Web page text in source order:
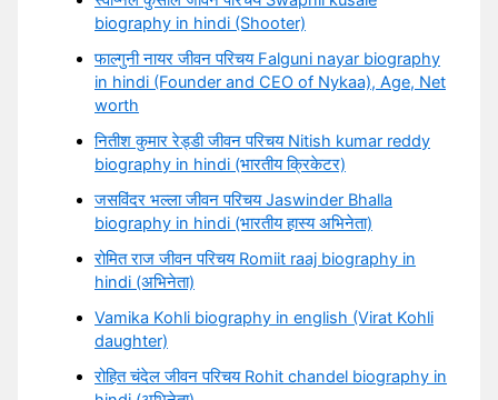
biography in hindi (Shooter)
फाल्गुनी नायर जीवन परिचय Falguni nayar biography
in hindi (Founder and CEO of Nykaa), Age, Net
worth
नितीश कुमार रेड्डी जीवन परिचय Nitish kumar reddy
biography in hindi (भारतीय क्रिकेटर)
जसविंदर भल्ला जीवन परिचय Jaswinder Bhalla
biography in hindi (भारतीय हास्य अभिनेता)
रोमित राज जीवन परिचय Romiit raaj biography in
hindi (अभिनेता)
Vamika Kohli biography in english (Virat Kohli
daughter)
रोहित चंदेल जीवन परिचय Rohit chandel biography in